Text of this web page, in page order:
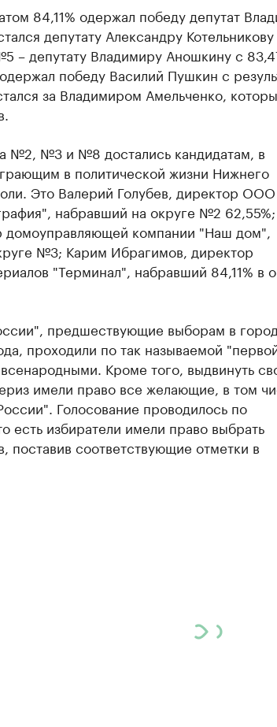
84,11% одержал победу депутат
депутату Александру
– депутату Владимиру Аношкину с
победу Василий Пушкин с
за Владимиром Амельченко,
№2, №3 и №8 достались кандидатам, в
в политической жизни Нижнего
Это Валерий Голубев, директор ООО
набравший на округе №2
домоуправляющей компании "Наш дом",
№3; Карим Ибрагимов, директор
"Терминал", набравший 84,11% в
предшествующие выборам в
проходили по так называемой
Кроме того, выдвинуть
имели право все желающие, в том
Голосование проводилось по
есть избиратели имели право выбрать
поставив соответствующие отметки в